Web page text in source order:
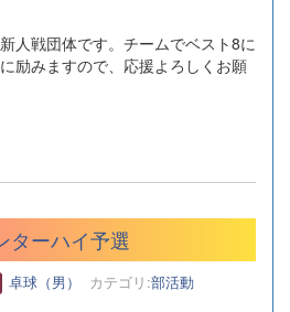
人戦団体です。チームでベスト8に
励みますので、応援よろしくお願
ーハイ予選
卓球（男） カテゴリ:部活動